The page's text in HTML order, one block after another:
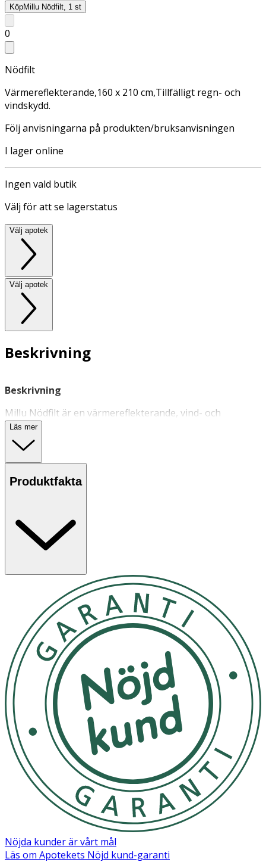
KöpMillu Nödfilt, 1 st
0
Nödfilt
Värmereflekterande,160 x 210 cm,Tillfälligt regn- och
vindskydd.
Följ anvisningarna på produkten/bruksanvisningen
I lager online
Ingen vald butik
Välj för att se lagerstatus
Välj apotek
Välj apotek
Beskrivning
Beskrivning
Millu Nödfilt är en värmereflekterande, vind- och
vattentät filt i aluminium. Nödfilten används för att
förhindra nerkylning eller som tillfälligt vind- och
regnskydd. 160 x 210 cm.
Användning
- Förvaras torrt och svalt.
Läs mer
Produktfakta
Nöjda kunder är vårt mål
Läs om Apotekets Nöjd kund-garanti